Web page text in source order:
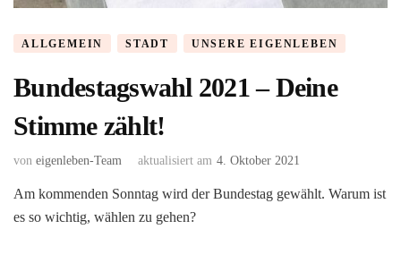
ALLGEMEIN STADT UNSERE EIGENLEBEN
Bundestagswahl 2021 – Deine
Stimme zählt!
von eigenleben-Team aktualisiert am 4. Oktober 2021
Am kommenden Sonntag wird der Bundestag gewählt. Warum ist
es so wichtig, wählen zu gehen?